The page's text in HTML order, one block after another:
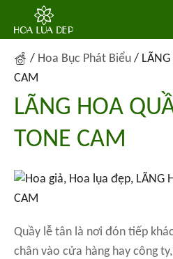
/ Hoa Bục Phát Biểu / LÃNG
CAM
LÃNG HOA
TONE CAM
Quầy lễ tân là nơi đón tiếp
chân vào cửa hàng hay công